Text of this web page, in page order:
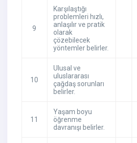
9
Karşılaştığı
problemleri hızlı,
anlaşılır ve pratik
olarak
çözebilecek
yöntemler belirler.
10
Ulusal ve
uluslararası
çağdaş sorunları
belirler.
11
Yaşam boyu
öğrenme
davranışı belirler.